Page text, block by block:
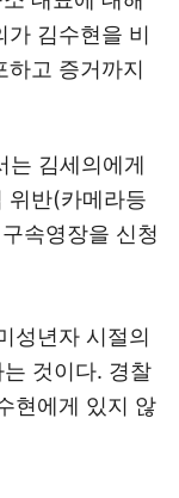
가 김수현을 비
하고 증거까지
는 김세의에게
위반(카메라등
속영장을 신청
성년자 시절의
것이다. 경찰
현에게 있지 않